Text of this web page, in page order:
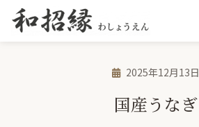
2025年12月13日
国産うなぎ